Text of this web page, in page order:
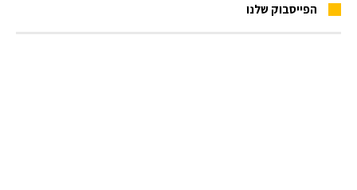
הפייסבוק שלנו